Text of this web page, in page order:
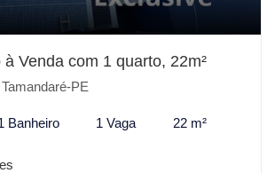
Venda com 1 quarto, 22m²
PE
Banheiro 1 Vaga 22 m²